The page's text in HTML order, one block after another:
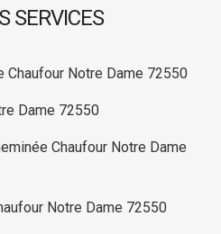
SERVICES
Chaufour Notre Dame 72550
Dame 72550
Chaufour Notre Dame
Notre Dame 72550